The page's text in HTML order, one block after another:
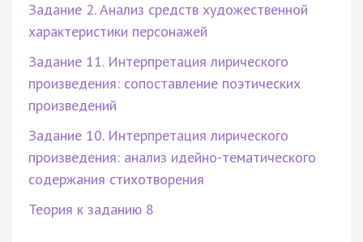
Задание 2. Анализ средств художественной
характеристики персонажей
Задание 11. Интерпретация лирического
произведения: сопоставление поэтических
произведений
Задание 10. Интерпретация лирического
произведения: анализ идейно-тематического
содержания стихотворения
Теория к заданию 8